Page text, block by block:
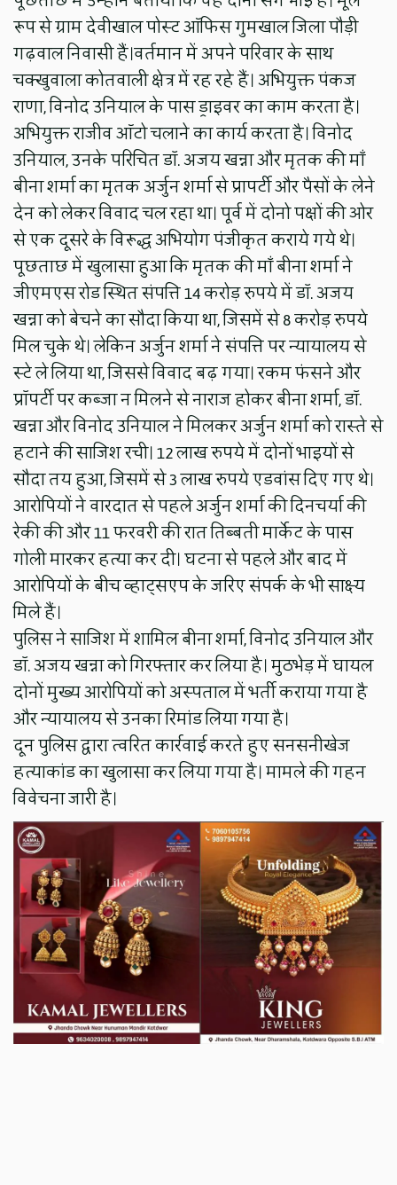
रूप से ग्राम देवीखाल पोस्ट ऑफिस गुमखाल जिला पौड़ी
गढ़वाल निवासी हैं।वर्तमान में अपने परिवार के साथ
चक्खुवाला कोतवाली क्षेत्र में रह रहे हैं। अभियुक्त पंकज
राणा, विनोद उनियाल के पास ड्राइवर का काम करता है।
अभियुक्त राजीव ऑटो चलाने का कार्य करता है। विनोद
उनियाल, उनके परिचित डॉ. अजय खन्ना और मृतक की माँ
बीना शर्मा का मृतक अर्जुन शर्मा से प्रापर्टी और पैसों के लेने
देन को लेकर विवाद चल रहा था। पूर्व में दोनो पक्षों की ओर
से एक दूसरे के विरूद्ध अभियोग पंजीकृत कराये गये थे।
पूछताछ में खुलासा हुआ कि मृतक की माँ बीना शर्मा ने
जीएमएस रोड स्थित संपत्ति 14 करोड़ रुपये में डॉ. अजय
खन्ना को बेचने का सौदा किया था, जिसमें से 8 करोड़ रुपये
मिल चुके थे। लेकिन अर्जुन शर्मा ने संपत्ति पर न्यायालय से
स्टे ले लिया था, जिससे विवाद बढ़ गया। रकम फंसने और
प्रॉपर्टी पर कब्जा न मिलने से नाराज होकर बीना शर्मा, डॉ.
खन्ना और विनोद उनियाल ने मिलकर अर्जुन शर्मा को रास्ते से
हटाने की साजिश रची। 12 लाख रुपये में दोनों भाइयों से
सौदा तय हुआ, जिसमें से 3 लाख रुपये एडवांस दिए गए थे।
आरोपियों ने वारदात से पहले अर्जुन शर्मा की दिनचर्या की
रेकी की और 11 फरवरी की रात तिब्बती मार्केट के पास
गोली मारकर हत्या कर दी। घटना से पहले और बाद में
आरोपियों के बीच व्हाट्सएप के जरिए संपर्क के भी साक्ष्य
मिले हैं।
पुलिस ने साजिश में शामिल बीना शर्मा, विनोद उनियाल और
डॉ. अजय खन्ना को गिरफ्तार कर लिया है। मुठभेड़ में घायल
दोनों मुख्य आरोपियों को अस्पताल में भर्ती कराया गया है
और न्यायालय से उनका रिमांड लिया गया है।
दून पुलिस द्वारा त्वरित कार्रवाई करते हुए सनसनीखेज
हत्याकांड का खुलासा कर लिया गया है। मामले की गहन
विवेचना जारी है।